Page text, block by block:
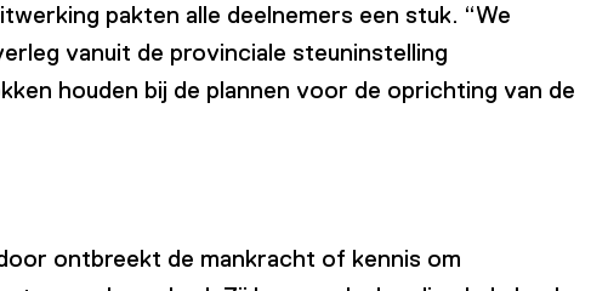
pakten alle deelnemers een stuk. “We
vanuit de provinciale steuninstelling
houden bij de plannen voor de oprichting van de
ontbreekt de mankracht of kennis om